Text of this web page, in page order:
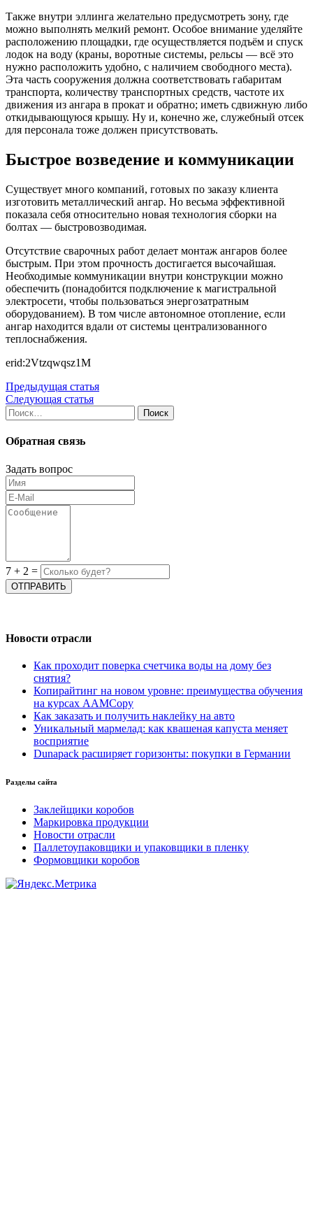
Также внутри эллинга желательно предусмотреть зону, где
можно выполнять мелкий ремонт. Особое внимание уделяйте
расположению площадки, где осуществляется подъём и спуск
лодок на воду (краны, воротные системы, рельсы — всё это
нужно расположить удобно, с наличием свободного места).
Эта часть сооружения должна соответствовать габаритам
транспорта, количеству транспортных средств, частоте их
движения из ангара в прокат и обратно; иметь сдвижную либо
откидывающуюся крышу. Ну и, конечно же, служебный отсек
для персонала тоже должен присутствовать.
Быстрое возведение и коммуникации
Существует много компаний, готовых по заказу клиента
изготовить металлический ангар. Но весьма эффективной
показала себя относительно новая технология сборки на
болтах — быстровозводимая.
Отсутствие сварочных работ делает монтаж ангаров более
быстрым. При этом прочность достигается высочайшая.
Необходимые коммуникации внутри конструкции можно
обеспечить (понадобится подключение к магистральной
электросети, чтобы пользоваться энергозатратным
оборудованием). В том числе автономное отопление, если
ангар находится вдали от системы централизованного
теплоснабжения.
erid:2Vtzqwqsz1M
Предыдущая статья
Следующая статья
Найти:
Обратная связь
Задать вопрос
7 + 2 =
Новости отрасли
Как проходит поверка счетчика воды на дому без
снятия?
Копирайтинг на новом уровне: преимущества обучения
на курсах AAMCopy
Как заказать и получить наклейку на авто
Уникальный мармелад: как квашеная капуста меняет
восприятие
Dunapack расширяет горизонты: покупки в Германии
Разделы сайта
Заклейщики коробов
Маркировка продукции
Новости отрасли
Паллетоупаковщики и упаковщики в пленку
Формовщики коробов